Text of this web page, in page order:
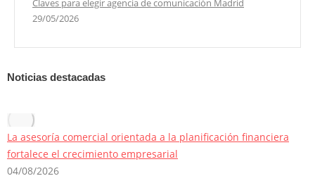
Claves para elegir agencia de comunicación Madrid
29/05/2026
Noticias destacadas
La asesoría comercial orientada a la planificación financiera
fortalece el crecimiento empresarial
04/08/2026